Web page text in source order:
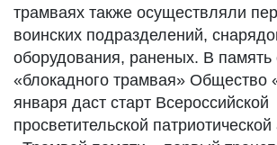
трамваях также осуществляли
воинских подразделений,
оборудования, раненых. В память
«блокадного трамвая» Общество
января даст старт Всероссийской
просветительской патриотической